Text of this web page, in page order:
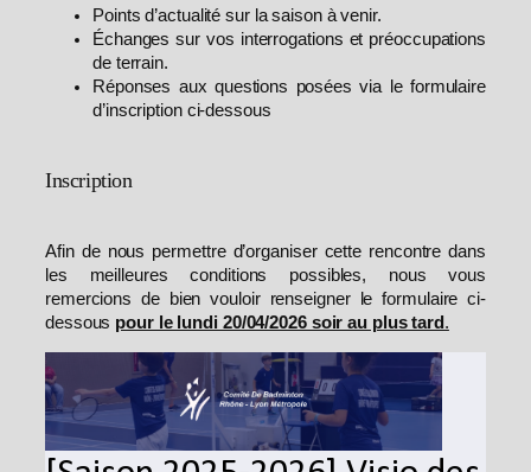
Points d’actualité sur la saison à venir.
Échanges sur vos interrogations et préoccupations
de terrain.
Réponses aux questions posées via le formulaire
d’inscription ci-dessous
Inscription
Afin de nous permettre d’organiser cette rencontre dans
les meilleures conditions possibles, nous vous
remercions de bien vouloir renseigner le formulaire ci-
dessous pour le lundi 20/04/2026 soir au plus tard .